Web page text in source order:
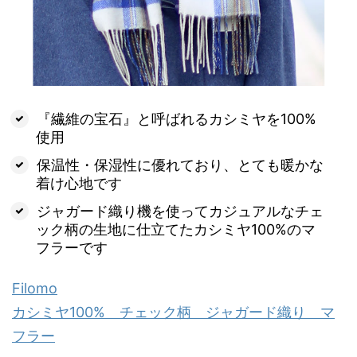
『繊維の宝石』と呼ばれるカシミヤを100%
使用
保温性・保湿性に優れており、とても暖かな
着け心地です
ジャガード織り機を使ってカジュアルなチェ
ック柄の生地に仕立てたカシミヤ100%のマ
フラーです
Filomo
カシミヤ100% チェック柄 ジャガード織り マ
フラー